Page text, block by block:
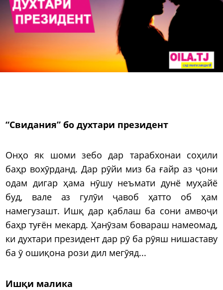
“Свидания” бо духтари президент
Онҳо як шоми зебо дар тарабхонаи соҳили
баҳр вохӯрданд. Дар рӯйи миз ба ғайр аз ҷони
одам дигар ҳама нӯшу неъмати дунё муҳайё
буд, вале аз гулӯи ҷавоб ҳатто об ҳам
намегузашт. Ишқ дар қаблаш ба сони амвоҷи
баҳр туғён мекард. Ҳанӯзам бовараш намеомад,
ки духтари президент дар рӯ ба рӯяш нишаставу
ба ӯ ошиқона рози дил мегӯяд...
Ишқи малика